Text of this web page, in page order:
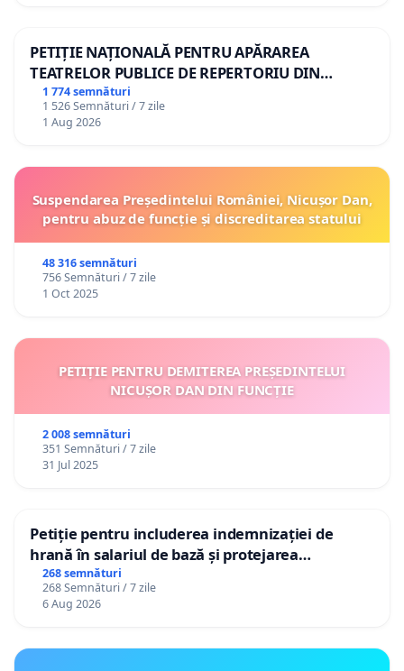
PETIȚIE NAȚIONALĂ PENTRU APĂRAREA
TEATRELOR PUBLICE DE REPERTORIU DIN
ROMÂNIA
1 774 semnături
1 526 Semnături / 7 zile
1 Aug 2026
Suspendarea Președintelui României, Nicușor Dan,
pentru abuz de funcție și discreditarea statului
48 316 semnături
756 Semnături / 7 zile
1 Oct 2025
PETIȚIE PENTRU DEMITEREA PREȘEDINTELUI
NICUȘOR DAN DIN FUNCȚIE
2 008 semnături
351 Semnături / 7 zile
31 Jul 2025
Petiție pentru includerea indemnizației de
hrană în salariul de bază și protejarea
gradațiilor de vechime pentru asistenții
personali
268 semnături
268 Semnături / 7 zile
6 Aug 2026